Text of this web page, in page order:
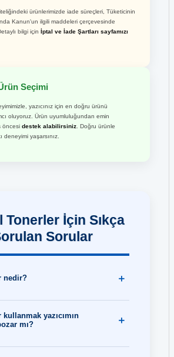
ürünlerimizde iade süreçleri, Tüketicinin
Kanun'un ilgili maddeleri çerçevesinde
bilgi için İptal ve İade Şartları sayfamızı
Seçimi
yazıcınız için en doğru ürünü
oluyoruz. Ürün uyumluluğundan emin
öncesi destek alabilirsiniz. Doğru ürünle
deneyimi yaşarsınız.
Tonerler İçin Sıkça
Sorular
nedir?
yazıcımın
mı?